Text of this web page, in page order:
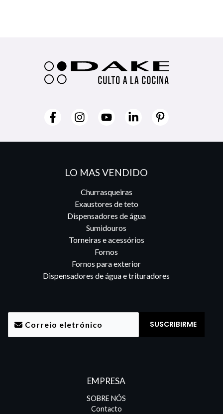
LO MAS VENDIDO
Churrasqueiras
Exaustores de teto
Dispensadores de água
Sumidouros
Torneiras e acessórios
Fornos
Fornos para exterior
Dispensadores de água e trituradores
EMPRESA
SOBRE NÓS
Contacto